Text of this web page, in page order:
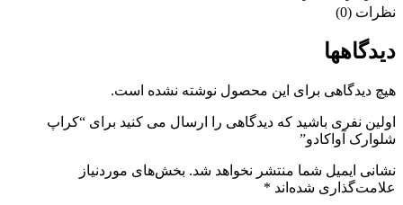
نظرات (0)
دیدگاهها
هیچ دیدگاهی برای این محصول نوشته نشده است.
اولین نفری باشید که دیدگاهی را ارسال می کنید برای “کراپ
شلوارک آواکادو”
نشانی ایمیل شما منتشر نخواهد شد. بخش‌های موردنیاز
علامت‌گذاری شده‌اند *